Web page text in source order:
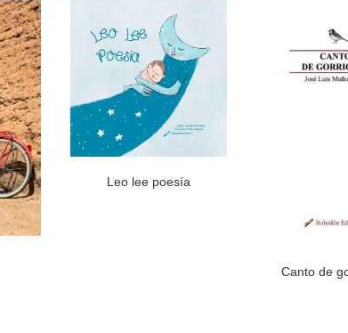
Leo lee poesía
Canto de